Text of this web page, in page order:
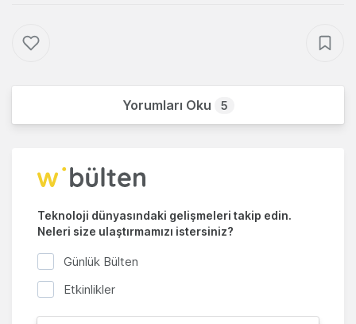
Yorumları Oku 5
Teknoloji dünyasındaki gelişmeleri takip edin.
Neleri size ulaştırmamızı istersiniz?
Günlük Bülten
Etkinlikler